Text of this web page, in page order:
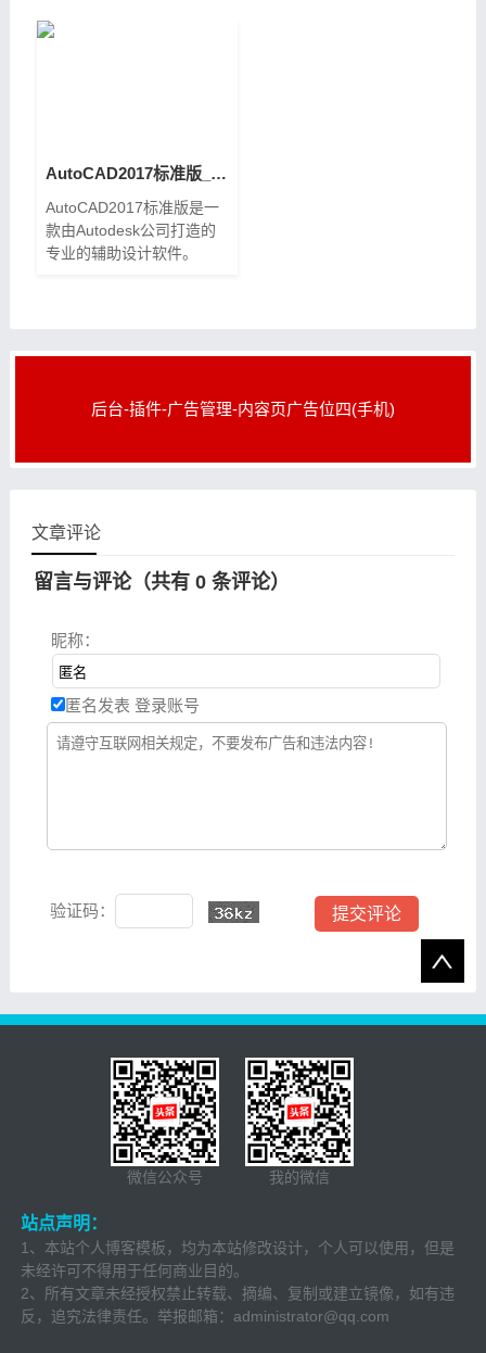
AutoCAD2017标准版_破解版_安装包下载
AutoCAD2017标准版是一
款由Autodesk公司打造的
专业的辅助设计软件。
后台-插件-广告管理-内容页广告位四(手机)
文章评论
留言与评论（共有 0条评论）
昵称：
匿名发表 登录账号
验证码：
微信公众号 我的微信
站点声明：
1、本站个人博客模板，均为本站修改设计，个人可以使用，但是
未经许可不得用于任何商业目的。
2、所有文章未经授权禁止转载、摘编、复制或建立镜像，如有违
反，追究法律责任。举报邮箱： administrator@qq.com